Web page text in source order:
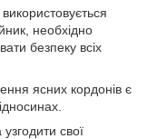
необхідно
безпеку всіх
ясних кордонів є
свої